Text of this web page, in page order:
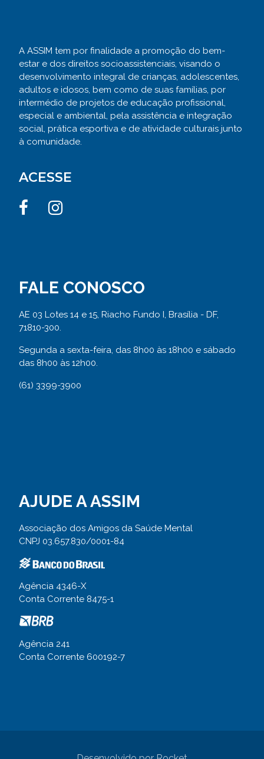
A ASSIM tem por finalidade a promoção do bem-
estar e dos direitos socioassistenciais, visando o
desenvolvimento integral de crianças, adolescentes,
adultos e idosos, bem como de suas famílias, por
intermédio de projetos de educação profissional,
especial e ambiental, pela assistência e integração
social, prática esportiva e de atividade culturais junto
à comunidade.
ACESSE
FALE CONOSCO
AE 03 Lotes 14 e 15, Riacho Fundo I, Brasília - DF,
71810-300.
Segunda a sexta-feira, das 8h00 às 18h00 e sábado
das 8h00 às 12h00.
(61) 3399-3900
AJUDE A ASSIM
Associação dos Amigos da Saúde Mental
CNPJ 03.657.830/0001-84
Agência 4346-X
Conta Corrente 8475-1
Agência 241
Conta Corrente 600192-7